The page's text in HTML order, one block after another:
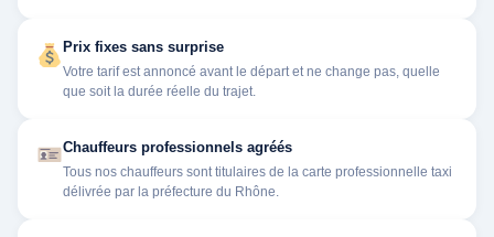
Prix fixes sans surprise
Votre tarif est annoncé avant le départ et ne change pas, quelle
que soit la durée réelle du trajet.
Chauffeurs professionnels agréés
Tous nos chauffeurs sont titulaires de la carte professionnelle taxi
délivrée par la préfecture du Rhône.